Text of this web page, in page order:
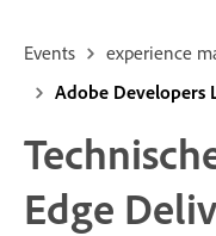
Events
experience
Adobe Developers
Edge